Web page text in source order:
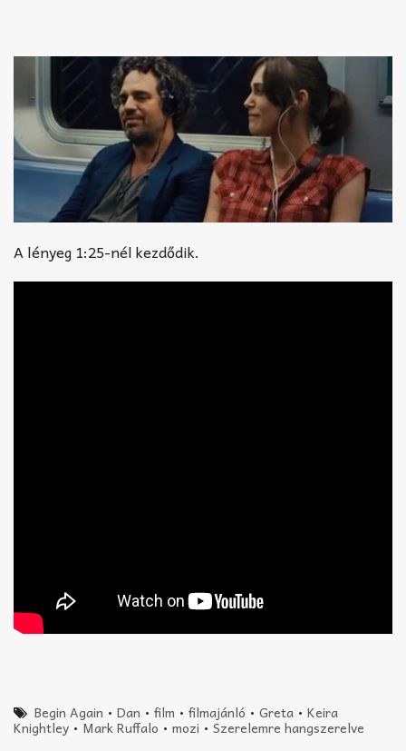
A lényeg 1:25-nél kezdődik.
Begin Again •Dan •film •filmajánló •Greta •Keira
Knightley • Mark Ruffalo • mozi • Szerelemre hangszerelve